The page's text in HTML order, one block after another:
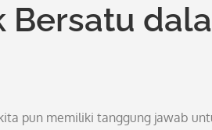
Bersatu
pun memiliki tanggung jawab